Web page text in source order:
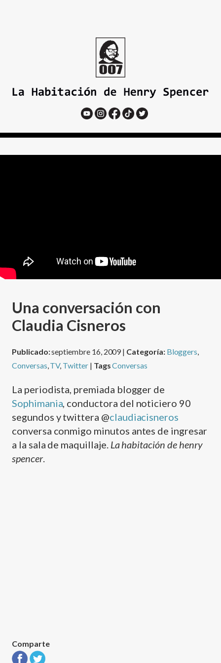
Una conversación con
Claudia Cisneros
Publicado:septiembre 16, 2009 | Categoría: Bloggers
Conversas TV, Twitter| TagsConversas
La periodista, premiada blogger de
Sophimania , conductora del noticiero 90
segundos y twittera @claudiacisneros
conversa conmigo minutos antes de ingresar
a la sala de maquillaje. La habitación de henry
spencer.
Comparte